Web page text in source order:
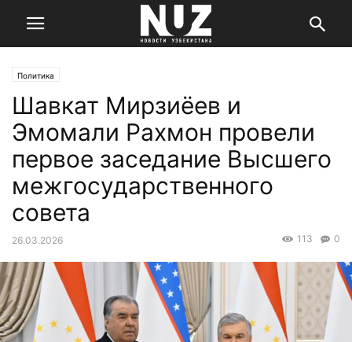
Политика
Шавкат Мирзиёев и
Эмомали Рахмон провели
первое заседание Высшего
межгосударственного
совета
26.03.2026 0
113